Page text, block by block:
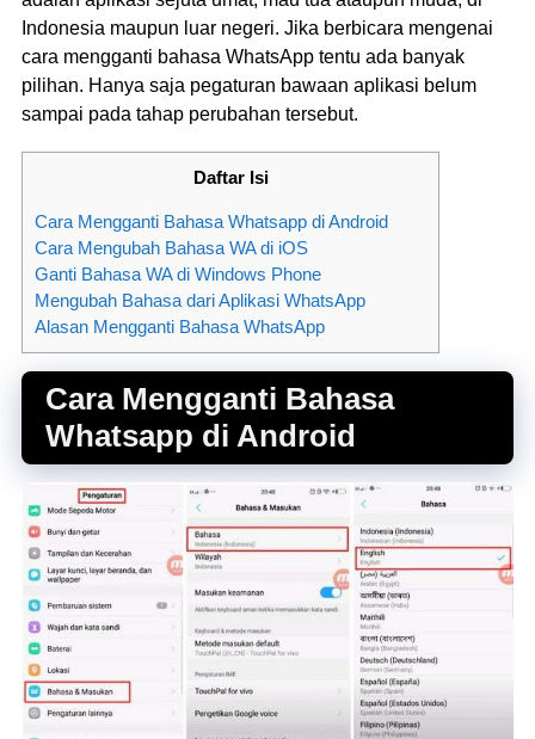
Indonesia maupun luar negeri. Jika berbicara mengenai
cara mengganti bahasa WhatsApp tentu ada banyak
pilihan. Hanya saja pegaturan bawaan aplikasi belum
sampai pada tahap perubahan tersebut.
Daftar Isi
Cara Mengganti Bahasa Whatsapp di Android
Cara Mengubah Bahasa WA di iOS
Ganti Bahasa WA di Windows Phone
Mengubah Bahasa dari Aplikasi WhatsApp
Alasan Mengganti Bahasa WhatsApp
Cara Mengganti Bahasa
Whatsapp di Android